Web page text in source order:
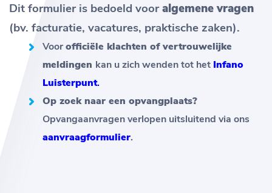
Dit formulier is bedoeld vooralgemene vragen
(bv. facturatie, vacatures, praktische zaken).
Voorofficiële klachten of vertrouwelijke
meldingen kan u zich wenden tot het Infano
Luisterpunt.
Op zoek naar een opvangplaats?
Opvangaanvragen verlopen uitsluitend via ons
aanvraagformulier.